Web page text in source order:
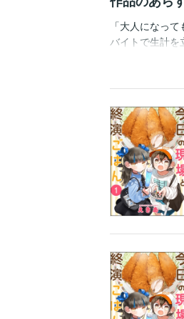
「大人になっ
バイトで生計を
在のお店やライ
『comicタント